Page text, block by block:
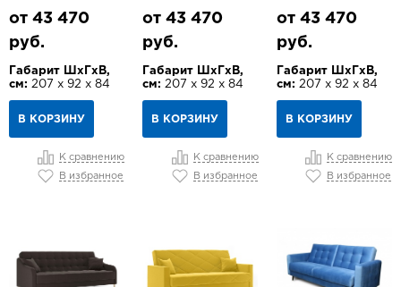
от 43 470
руб.
Габарит ШхГхВ,
см: 207 х 92 х 84
В КОРЗИНУ
К сравнению
В избранное
от 43 470
руб.
Габарит ШхГхВ,
см: 207 х 92 х 84
В КОРЗИНУ
К сравнению
В избранное
от 43 470
руб.
Габарит ШхГхВ,
см: 207 х 92 х 84
В КОРЗИНУ
К сравнению
В избранное